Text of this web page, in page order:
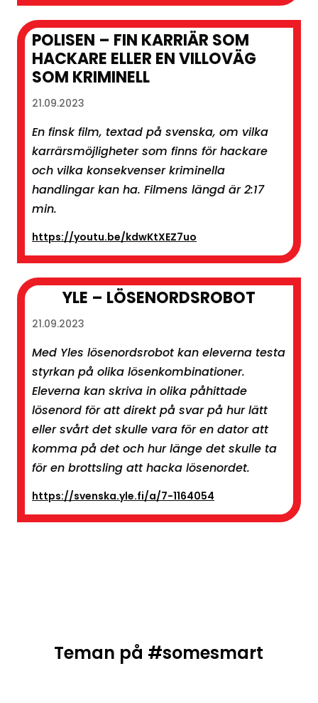
POLISEN – FIN KARRIÄR SOM
HACKARE ELLER EN VILLOVÄG
SOM KRIMINELL
21.09.2023
En finsk film, textad på svenska, om vilka
karrärsmöjligheter som finns för hackare
och vilka konsekvenser kriminella
handlingar kan ha. Filmens längd är 2:17
min.
https://youtu.be/kdwKtXEZ7uo
YLE – LÖSENORDSROBOT
21.09.2023
Med Yles lösenordsrobot kan eleverna testa
styrkan på olika lösenkombinationer.
Eleverna kan skriva in olika påhittade
lösenord för att direkt på svar på hur lätt
eller svårt det skulle vara för en dator att
komma på det och hur länge det skulle ta
för en brottsling att hacka lösenordet.
https://svenska.yle.fi/a/7-1164054
Teman på #somesmart